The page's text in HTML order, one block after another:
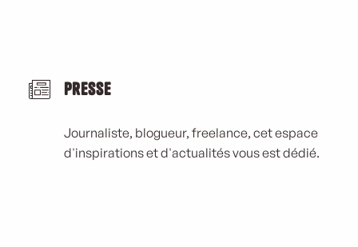
Presse
Journaliste, blogueur, freelance, cet espace
d'inspirations et d'actualités vous est dédié.